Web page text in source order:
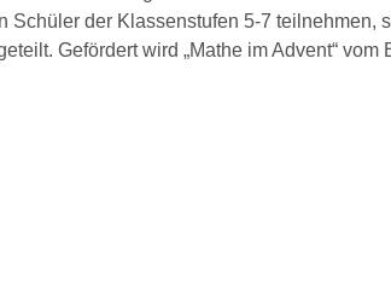
Schüler der Klassenstufen 5-7 teilnehmen,
Gefördert wird „Mathe im Advent“